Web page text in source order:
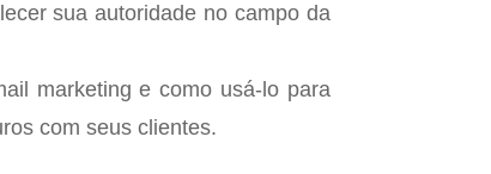
sua autoridade no campo da
marketing e como usá-lo para
com seus clientes.